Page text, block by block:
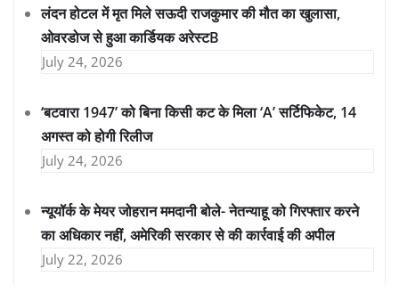
लंदन होटल में मृत मिले सऊदी राजकुमार की मौत का खुलासा,
ओवरडोज से हुआ कार्डियक अरेस्टB
July 24, 2026
‘बटवारा 1947’ को बिना किसी कट के मिला ‘A’ सर्टिफिकेट, 14
अगस्त को होगी रिलीज
July 24, 2026
न्यूयॉर्क के मेयर जोहरान ममदानी बोले- नेतन्याहू को गिरफ्तार करने
का अधिकार नहीं, अमेरिकी सरकार से की कार्रवाई की अपील
July 22, 2026